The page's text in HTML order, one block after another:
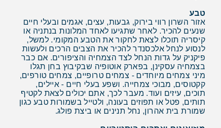
טבע
אזור השרון רווי בירוק, גבעות, עצים, אגמים ובעלי חיים
שנעים להכיר. לאחר שתגיעו לאחד המלונות בנתניה או
קיסריה תוכלו לצאת לחקור את הטבע המקומי. למשל,
לנסוע לנחל אלכסנדר להכיר את הצבים הרכים ולעשות
פיקניק על גדות הנחל לצד הצמחיה והציפורים. אם כבר
בצמחיה עסקינן, בפארק אוטופיה שבקיבוץ בחן תגלו
מיני צמחים מיוחדים - צמחים טרופיים, צמחים טורפים,
קקטוסים, מבוכי צמחייה. ושפע בעלי חיים - איילים,
תוכים, עיזים ועוד. מעבר לכך, אתם יכולים לצאת לקטיף
תותים, פטל או תפוזים בעונה, ולטייל בשמורות טבע כגון
שמורת בית אהרון, נחל תנינים או ביצת פולג.